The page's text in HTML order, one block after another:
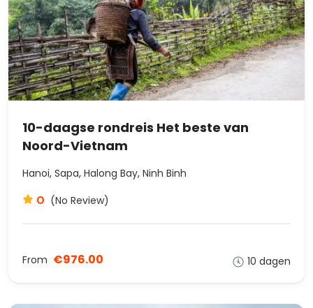
10-daagse rondreis Het beste van
Noord-Vietnam
Hanoi, Sapa, Halong Bay, Ninh Binh
0 (No Review)
From €976.00 10 dagen